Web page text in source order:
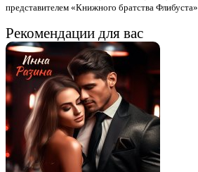
представителем «Книжного братства Флибуста»
Рекомендации для вас